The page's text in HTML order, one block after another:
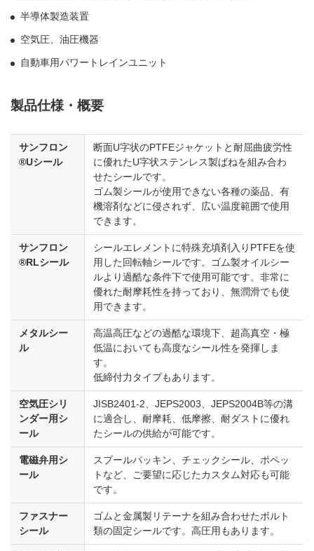
半導体製造装置
空気圧、油圧機器
自動車用パワートレインユニット
製品仕様・概要
サンフロン
®Uシール
断面U字状のPTFEジャケットと耐屈曲疲労性
に優れたU字状ステンレス製ばねを組み合わ
せたシールです。
ゴム製シールが使用できない各種の薬品、有
機溶剤などに侵されず、広い温度範囲で使用
できます。
サンフロン
®RLシール
シールエレメントに特殊充填剤入りPTFEを使
用した回転軸シールです。ゴム製オイルシー
ルより過酷な条件下で使用可能です。非常に
優れた耐摩耗性を持っており、無潤滑でも使
用できます。
メタルシー
ル
高温高圧などの過酷な環境下、超高真空・極
低温においても高度なシール性を発揮しま
す。
低締付力タイプもあります。
空気圧シリ
ンダー用シ
ール
JISB2401-2、JEPS2003、JEPS2004B等の溝
に適合し、耐摩耗、低摩擦、耐ダストに優れ
たシールの供給が可能です。
電磁弁用シ
ール
スプールパッキン、チェックシール、ポペッ
トなど、ご要望に応じたカスタム対応も可能
です。
ファスナー
シール
ゴムと金属製リテーナを組み合わせたボルト
類の固定シールです。高圧用もあります。